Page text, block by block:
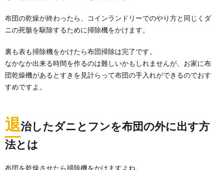
布団の乾燥が終わったら、コインランドリーでのやり方と同じくダ
ニの死骸を駆除するために掃除機をかけます。
裏も表も掃除機をかけたら布団掃除は完了です。
なかなか出来る時間を作るのは難しいかもしれませんが、お家に布
団乾燥機があるとすきを見計らって布団の手入れができるのでおす
すめですよ。
退治したダニとフンを布団の外に出す方
法とは
布団を乾燥させたら掃除機をかけますよね。